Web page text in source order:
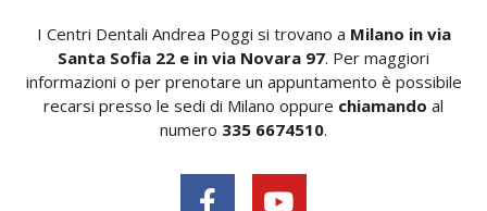
I Centri Dentali Andrea Poggi si trovano a Milano in via
Santa Sofia 22 e in via Novara 97. Per maggiori
informazioni o per prenotare un appuntamento è possibile
recarsi presso le sedi di Milano oppure chiamando al
numero 335 6674510.